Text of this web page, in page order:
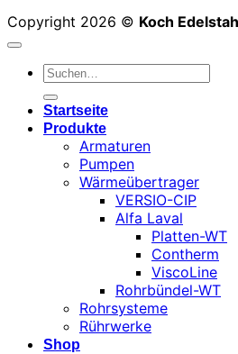
Copyright 2026 © Koch
Suchen
Startseite
Produkte
Armaturen
Pumpen
Wärmeübertrager
VERSIO-CIP
Alfa Laval
Platten-WT
Contherm
ViscoLine
Rohrbündel-WT
Rohrsysteme
Rührwerke
Shop